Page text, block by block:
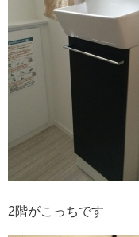
2階がこっちです